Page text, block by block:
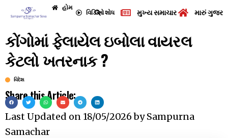
હોમ
વિડિઓશોધ મુખ્ય સમાચાર મારું
કોંગોમાં ફેલાયેલ ઇબોલા વાયરલ
કેટલો ખતરનાક ?
વિદેશ
Share this Article:
Last Updated on 18/05/2026bySampurna
Samachar